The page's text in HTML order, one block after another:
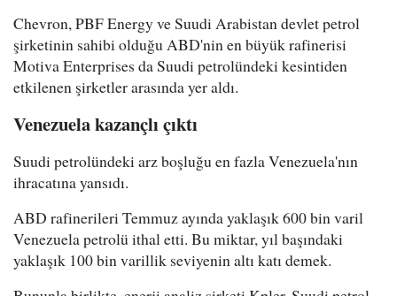
Chevron, PBF Energy ve Suudi Arabistan devlet petrol
şirketinin sahibi olduğu ABD'nin en büyük rafinerisi
Motiva Enterprises da Suudi petrolündeki kesintiden
etkilenen şirketler arasında yer aldı.
Venezuela kazançlı çıktı
Suudi petrolündeki arz boşluğu en fazla Venezuela'nın
ihracatına yansıdı.
ABD rafinerileri Temmuz ayında yaklaşık 600 bin varil
Venezuela petrolü ithal etti. Bu miktar, yıl başındaki
yaklaşık 100 bin varillik seviyenin altı katı demek.